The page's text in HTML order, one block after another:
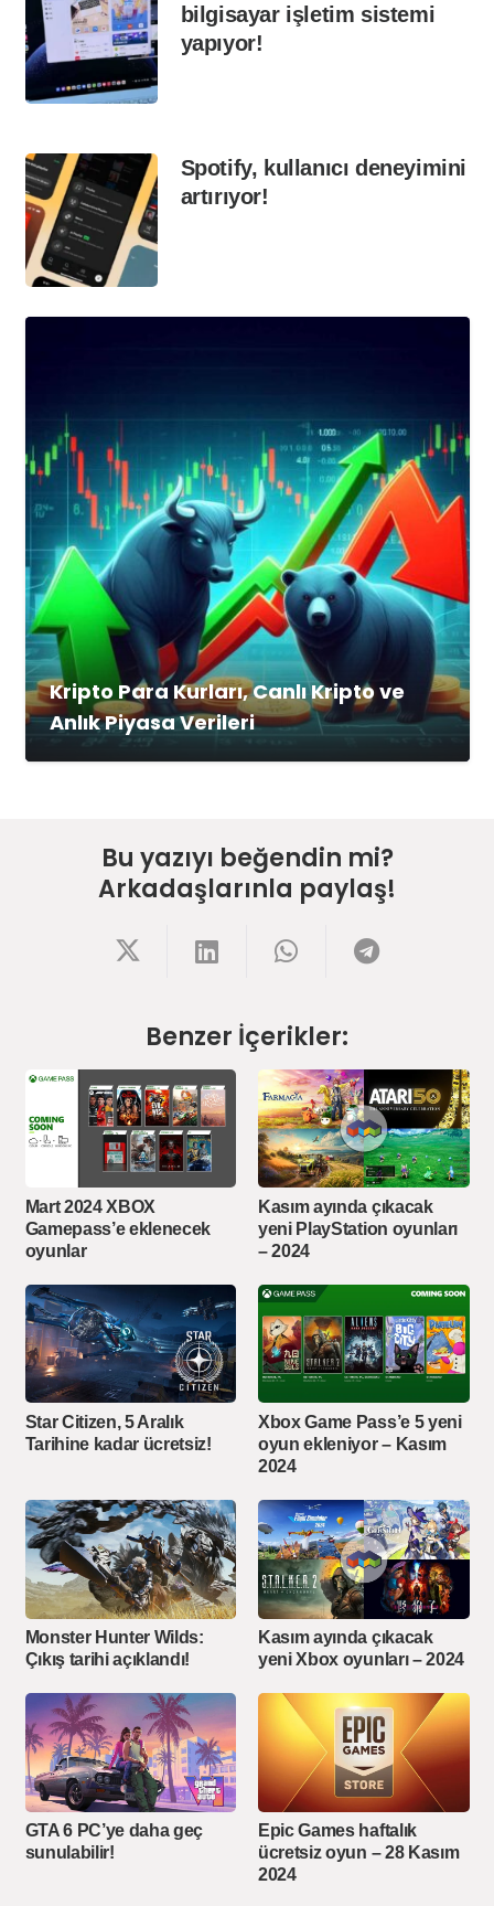
bilgisayar işletim sistemi
yapıyor!
Spotify, kullanıcı deneyimini
artırıyor!
Kripto Para Kurları, Canlı Kripto ve
Anlık Piyasa Verileri
Bu yazıyı beğendin mi?
Arkadaşlarınla paylaş!
Benzer İçerikler:
Mart 2024 XBOX
Gamepass’e eklenecek
oyunlar
Kasım ayında çıkacak
yeni PlayStation oyunları
– 2024
Star Citizen, 5 Aralık
Tarihine kadar ücretsiz!
Xbox Game Pass’e 5 yeni
oyun ekleniyor – Kasım
2024
Monster Hunter Wilds:
Çıkış tarihi açıklandı!
Kasım ayında çıkacak
yeni Xbox oyunları – 2024
GTA 6 PC’ye daha geç
sunulabilir!
Epic Games haftalık
ücretsiz oyun – 28 Kasım
2024